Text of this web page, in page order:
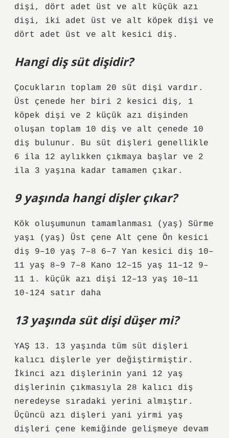
dişi, dört adet üst ve alt küçük azı
dişi, iki adet üst ve alt köpek dişi ve
dört adet üst ve alt kesici diş.
Hangi diş süt dişidir?
Çocukların toplam 20 süt dişi vardır.
Üst çenede her biri 2 kesici diş, 1
köpek dişi ve 2 küçük azı dişinden
oluşan toplam 10 diş ve alt çenede 10
diş bulunur. Bu süt dişleri genellikle
6 ila 12 aylıkken çıkmaya başlar ve 2
ila 3 yaşına kadar tamamen çıkar.
9 yaşında hangi dişler çıkar?
Kök oluşumunun tamamlanması (yaş) Sürme
yaşı (yaş) Üst çene Alt çene Ön kesici
diş 9–10 yaş 7–8 6–7 Yan kesici diş 10–
11 yaş 8–9 7–8 Kano 12–15 yaş 11–12 9–
11 1. küçük azı dişi 12–13 yaş 10–11
10-124 satır daha
13 yaşında süt dişi düşer mi?
YAŞ 13. 13 yaşında tüm süt dişleri
kalıcı dişlerle yer değiştirmiştir.
İkinci azı dişlerinin yani 12 yaş
dişlerinin çıkmasıyla 28 kalıcı diş
neredeyse sıradaki yerini almıştır.
Üçüncü azı dişleri yani yirmi yaş
dişleri çene kemiğinde gelişmeye devam